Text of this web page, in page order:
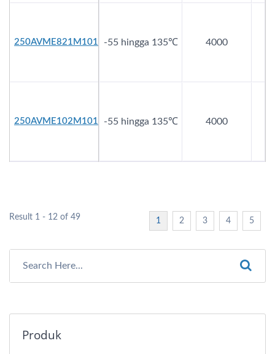
-55 hingga 135℃ 4000
-55 hingga 135℃ 4000
250AVME821M1016
250AVME102M1016
Result 1 - 12 of 49 1 2 3 4 5
Produk